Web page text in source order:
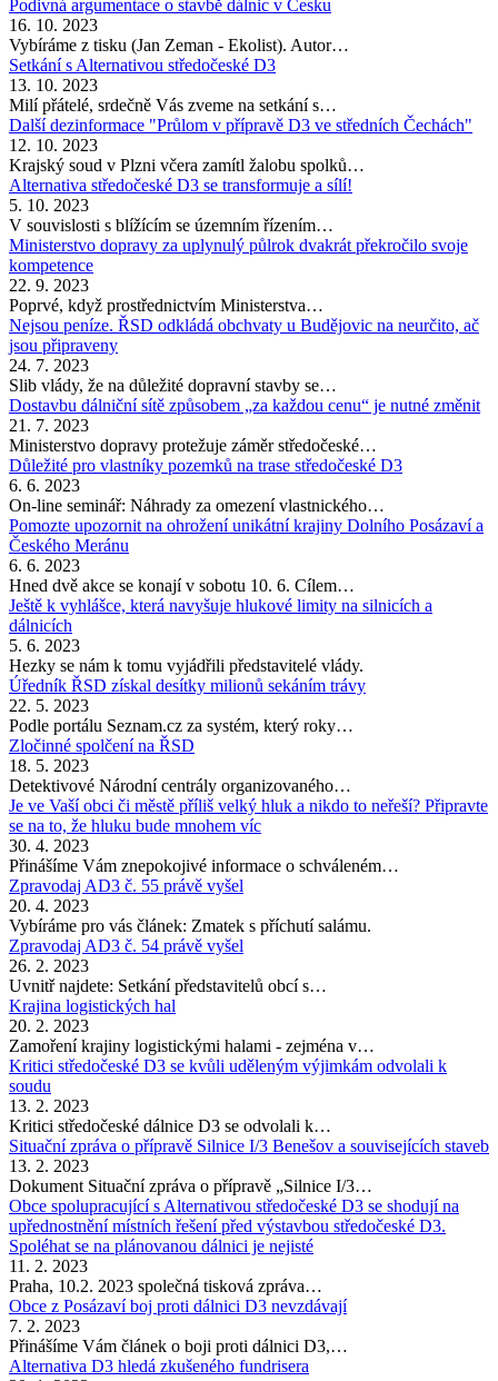
Podivná argumentace o stavbě dálnic v Česku
16. 10. 2023
Vybíráme z tisku (Jan Zeman - Ekolist). Autor…
Setkání s Alternativou středočeské D3
13. 10. 2023
Milí přátelé, srdečně Vás zveme na setkání s…
Další dezinformace "Průlom v přípravě D3 ve středních Čechách"
12. 10. 2023
Krajský soud v Plzni včera zamítl žalobu spolků…
Alternativa středočeské D3 se transformuje a sílí!
5. 10. 2023
V souvislosti s blížícím se územním řízením…
Ministerstvo dopravy za uplynulý půlrok dvakrát překročilo svoje
kompetence
22. 9. 2023
Poprvé, když prostřednictvím Ministerstva…
Nejsou peníze. ŘSD odkládá obchvaty u Budějovic na neurčito, ač
jsou připraveny
24. 7. 2023
Slib vlády, že na důležité dopravní stavby se…
Dostavbu dálniční sítě způsobem „za každou cenu“ je nutné změnit
21. 7. 2023
Ministerstvo dopravy protežuje záměr středočeské…
Důležité pro vlastníky pozemků na trase středočeské D3
6. 6. 2023
On-line seminář: Náhrady za omezení vlastnického…
Pomozte upozornit na ohrožení unikátní krajiny Dolního Posázaví a
Českého Meránu
6. 6. 2023
Hned dvě akce se konají v sobotu 10. 6. Cílem…
Ještě k vyhlášce, která navyšuje hlukové limity na silnicích a
dálnicích
5. 6. 2023
Hezky se nám k tomu vyjádřili představitelé vlády.
Úředník ŘSD získal desítky milionů sekáním trávy
22. 5. 2023
Podle portálu Seznam.cz za systém, který roky…
Zločinné spolčení na ŘSD
18. 5. 2023
Detektivové Národní centrály organizovaného…
Je ve Vaší obci či městě příliš velký hluk a nikdo to neřeší? Připravte
se na to, že hluku bude mnohem víc
30. 4. 2023
Přinášíme Vám znepokojivé informace o schváleném…
Zpravodaj AD3 č. 55 právě vyšel
20. 4. 2023
Vybíráme pro vás článek: Zmatek s příchutí salámu.
Zpravodaj AD3 č. 54 právě vyšel
26. 2. 2023
Uvnitř najdete: Setkání představitelů obcí s…
Krajina logistických hal
20. 2. 2023
Zamoření krajiny logistickými halami - zejména v…
Kritici středočeské D3 se kvůli uděleným výjimkám odvolali k
soudu
13. 2. 2023
Kritici středočeské dálnice D3 se odvolali k…
Situační zpráva o přípravě Silnice I/3 Benešov a souvisejících staveb
13. 2. 2023
Dokument Situační zpráva o přípravě „Silnice I/3…
Obce spolupracující s Alternativou středočeské D3 se shodují na
upřednostnění místních řešení před výstavbou středočeské D3.
Spoléhat se na plánovanou dálnici je nejisté
11. 2. 2023
Praha, 10.2. 2023 společná tisková zpráva…
Obce z Posázaví boj proti dálnici D3 nevzdávají
7. 2. 2023
Přinášíme Vám článek o boji proti dálnici D3,…
Alternativa D3 hledá zkušeného fundrisera